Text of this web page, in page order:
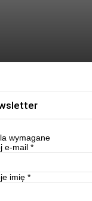
wymagane
e-mail *
imię *